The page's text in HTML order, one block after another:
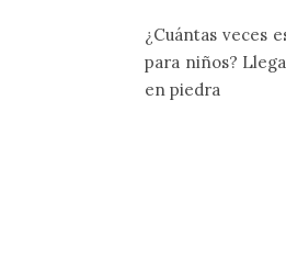
¿Cuántas veces
para niños?
en piedra